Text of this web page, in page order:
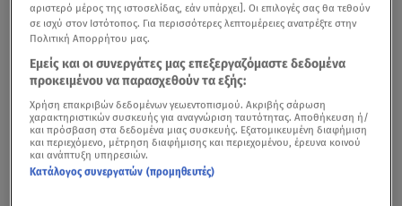
αριστερό μέρος της ιστοσελίδας, εάν υπάρχει]. Οι επιλογές σας θα τεθούν
σε ισχύ στον Ιστότοπος. Για περισσότερες λεπτομέρειες ανατρέξτε στην
Πολιτική Απορρήτου μας.
Εμείς και οι συνεργάτες μας επεξεργαζόμαστε δεδομένα
προκειμένου να παρασχεθούν τα εξής:
Χρήση επακριβών δεδομένων γεωεντοπισμού. Ακριβής σάρωση
χαρακτηριστικών συσκευής για αναγνώριση ταυτότητας. Αποθήκευση ή/
και πρόσβαση στα δεδομένα μιας συσκευής. Εξατομικευμένη διαφήμιση
και περιεχόμενο, μέτρηση διαφήμισης και περιεχομένου, έρευνα κοινού
και ανάπτυξη υπηρεσιών.
Κατάλογος συνεργατών (προμηθευτές)